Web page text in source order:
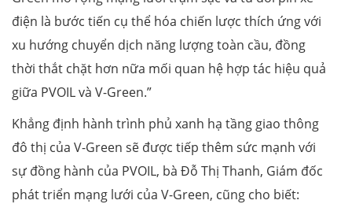
điện là bước tiến cụ thể hóa chiến lược thích ứng với
xu hướng chuyển dịch năng lượng toàn cầu, đồng
thời thắt chặt hơn nữa mối quan hệ hợp tác hiệu quả
giữa PVOIL và V-Green.”
Khẳng định hành trình phủ xanh hạ tầng giao thông
đô thị của V-Green sẽ được tiếp thêm sức mạnh với
sự đồng hành của PVOIL, bà Đỗ Thị Thanh, Giám đốc
phát triển mạng lưới của V-Green, cũng cho biết: